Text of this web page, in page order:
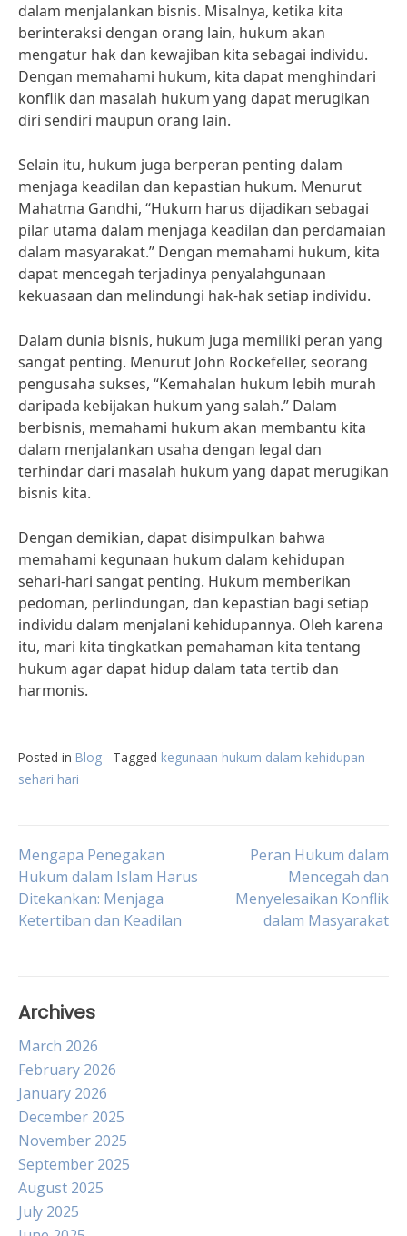
dalam menjalankan bisnis. Misalnya, ketika kita
berinteraksi dengan orang lain, hukum akan
mengatur hak dan kewajiban kita sebagai individu.
Dengan memahami hukum, kita dapat menghindari
konflik dan masalah hukum yang dapat merugikan
diri sendiri maupun orang lain.
Selain itu, hukum juga berperan penting dalam
menjaga keadilan dan kepastian hukum. Menurut
Mahatma Gandhi, “Hukum harus dijadikan sebagai
pilar utama dalam menjaga keadilan dan perdamaian
dalam masyarakat.” Dengan memahami hukum, kita
dapat mencegah terjadinya penyalahgunaan
kekuasaan dan melindungi hak-hak setiap individu.
Dalam dunia bisnis, hukum juga memiliki peran yang
sangat penting. Menurut John Rockefeller, seorang
pengusaha sukses, “Kemahalan hukum lebih murah
daripada kebijakan hukum yang salah.” Dalam
berbisnis, memahami hukum akan membantu kita
dalam menjalankan usaha dengan legal dan
terhindar dari masalah hukum yang dapat merugikan
bisnis kita.
Dengan demikian, dapat disimpulkan bahwa
memahami kegunaan hukum dalam kehidupan
sehari-hari sangat penting. Hukum memberikan
pedoman, perlindungan, dan kepastian bagi setiap
individu dalam menjalani kehidupannya. Oleh karena
itu, mari kita tingkatkan pemahaman kita tentang
hukum agar dapat hidup dalam tata tertib dan
harmonis.
Posted in Blog Tagged kegunaan hukum dalam kehidupan
sehari hari
Post
navigation
Mengapa Penegakan
Hukum dalam Islam Harus
Ditekankan: Menjaga
Ketertiban dan Keadilan
Peran Hukum dalam
Mencegah dan
Menyelesaikan Konflik
dalam Masyarakat
Archives
March 2026
February 2026
January 2026
December 2025
November 2025
September 2025
August 2025
July 2025